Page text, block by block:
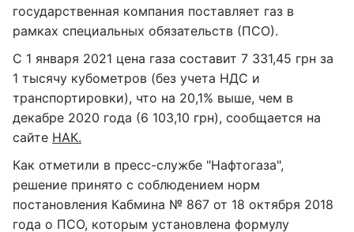
государственная компания поставляет газ в
рамках специальных обязательств (ПСО).
С 1 января 2021 цена газа составит 7 331,45 грн за
1 тысячу кубометров (без учета НДС и
транспортировки), что на 20,1% выше, чем в
декабре 2020 года (6 103,10 грн), сообщается на
сайте НАК.
Как отметили в пресс-службе "Нафтогаза",
решение принято с соблюдением норм
постановления Кабмина № 867 от 18 октября 2018
года о ПСО, которым установлена формулу